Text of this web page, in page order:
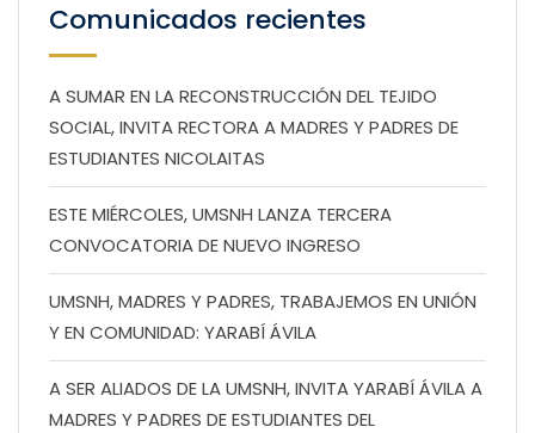
Comunicados recientes
A SUMAR EN LA RECONSTRUCCIÓN DEL TEJIDO
SOCIAL, INVITA RECTORA A MADRES Y PADRES DE
ESTUDIANTES NICOLAITAS
ESTE MIÉRCOLES, UMSNH LANZA TERCERA
CONVOCATORIA DE NUEVO INGRESO
UMSNH, MADRES Y PADRES, TRABAJEMOS EN UNIÓN
Y EN COMUNIDAD: YARABÍ ÁVILA
A SER ALIADOS DE LA UMSNH, INVITA YARABÍ ÁVILA A
MADRES Y PADRES DE ESTUDIANTES DEL